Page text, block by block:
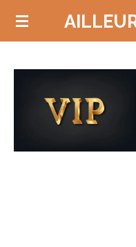
Passer
principal